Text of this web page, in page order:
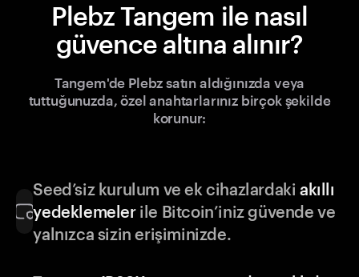
Plebz Tangem ile nasıl
güvence altına alınır?
Tangem'de Plebz satın aldığınızda veya
tuttuğunuzda, özel anahtarlarınız birçok şekilde
korunur:
Seed’siz kurulum ve ek cihazlardakiakıllı
yedeklemelerile Bitcoin’iniz güvende ve
yalnızca sizin erişiminizde.